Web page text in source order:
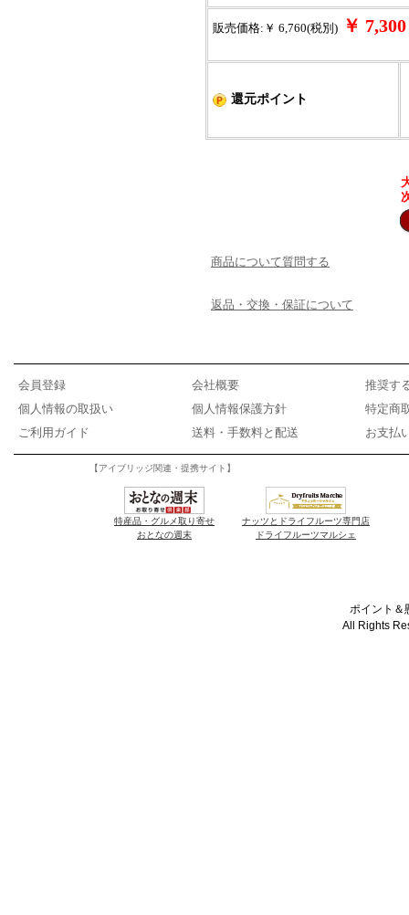
販売価格:￥ 6,760(税別) ￥
還元ポイント
商品について質問する
返品・交換・保証について
会員登録 会社概要
推奨す
個人情報の取扱い
個人情報保護方針
特定商
ご利用ガイド
送料・手数料と配送 お支払
【アイブリッジ関連・提携サイト】
特産品・グルメ取り寄せ
おとなの週末
ナッツとドライフルーツ専門店
ドライフルーツマルシェ
ポイント＆
All Rights